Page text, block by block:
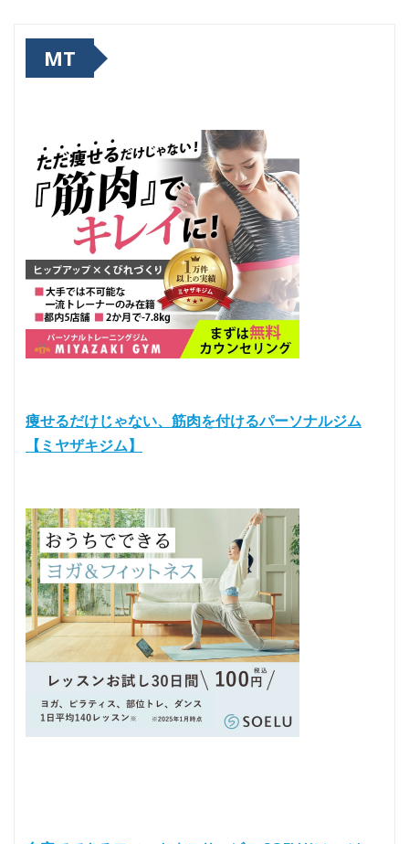
MT
痩せるだけじゃない、筋肉を付けるパーソナルジム
【ミヤザキジム】